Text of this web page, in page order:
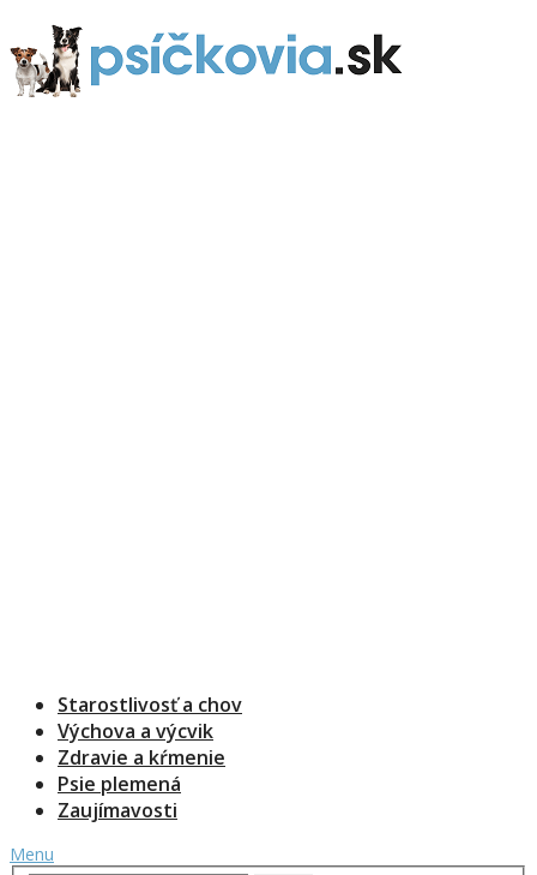
Starostlivosť a chov
Výchova a výcvik
Zdravie a kŕmenie
Psie plemená
Zaujímavosti
Menu